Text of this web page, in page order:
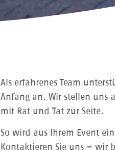
Als erfahrenes Team
Anfang an. Wir stellen uns
mit Rat und Tat zur Seite.
So wird aus Ihrem Event
Kontaktieren Sie uns – wir